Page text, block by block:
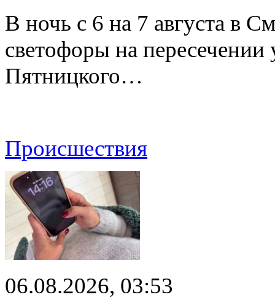
В ночь с 6 на 7 августа в
светофоры на
Пятницкого…
Происшествия
06.08.2026, 03:53